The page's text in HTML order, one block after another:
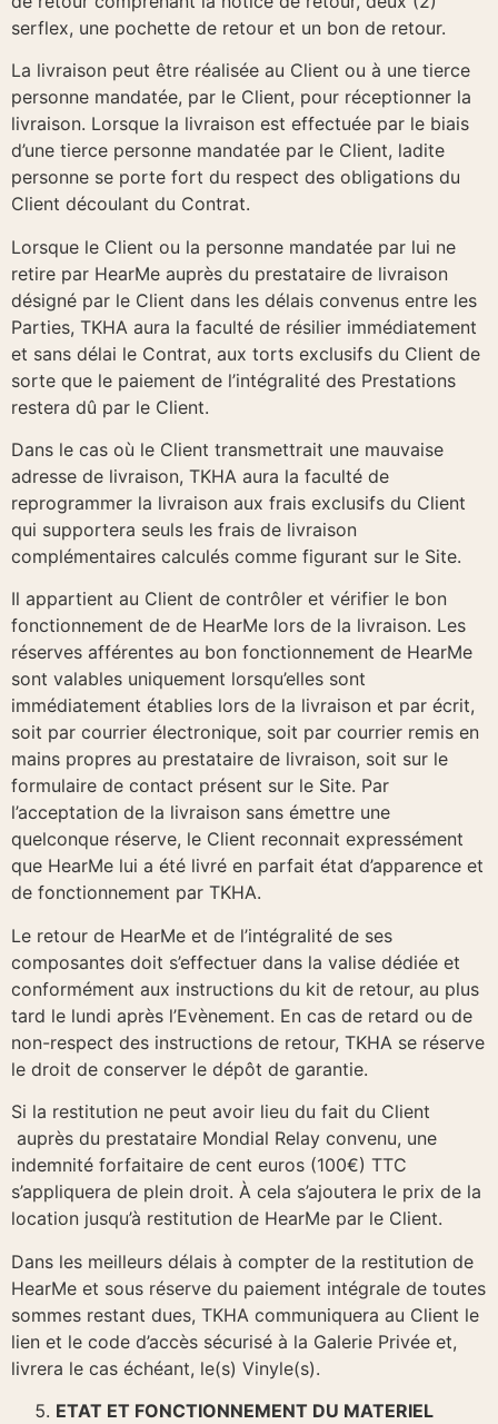
serflex, une pochette de retour et un bon de retour.
La livraison peut être réalisée au Client ou à une tierce
personne mandatée, par le Client, pour réceptionner la
livraison. Lorsque la livraison est effectuée par le biais
d’une tierce personne mandatée par le Client, ladite
personne se porte fort du respect des obligations du
Client découlant du Contrat.
Lorsque le Client ou la personne mandatée par lui ne
retire par HearMe auprès du prestataire de livraison
désigné par le Client dans les délais convenus entre les
Parties, TKHA aura la faculté de résilier immédiatement
et sans délai le Contrat, aux torts exclusifs du Client de
sorte que le paiement de l’intégralité des Prestations
restera dû par le Client.
Dans le cas où le Client transmettrait une mauvaise
adresse de livraison, TKHA aura la faculté de
reprogrammer la livraison aux frais exclusifs du Client
qui supportera seuls les frais de livraison
complémentaires calculés comme figurant sur le Site.
Il appartient au Client de contrôler et vérifier le bon
fonctionnement de de HearMe lors de la livraison. Les
réserves afférentes au bon fonctionnement de HearMe
sont valables uniquement lorsqu’elles sont
immédiatement établies lors de la livraison et par écrit,
soit par courrier électronique, soit par courrier remis en
mains propres au prestataire de livraison, soit sur le
formulaire de contact présent sur le Site. Par
l’acceptation de la livraison sans émettre une
quelconque réserve, le Client reconnait expressément
que HearMe lui a été livré en parfait état d’apparence et
de fonctionnement par TKHA.
Le retour de HearMe et de l’intégralité de ses
composantes doit s’effectuer dans la valise dédiée et
conformément aux instructions du kit de retour, au plus
tard le lundi après l’Evènement. En cas de retard ou de
non-respect des instructions de retour, TKHA se réserve
le droit de conserver le dépôt de garantie.
Si la restitution ne peut avoir lieu du fait du Client
auprès du prestataire Mondial Relay convenu, une
indemnité forfaitaire de cent euros (100€) TTC
s’appliquera de plein droit. À cela s’ajoutera le prix de la
location jusqu’à restitution de HearMe par le Client.
Dans les meilleurs délais à compter de la restitution de
HearMe et sous réserve du paiement intégrale de toutes
sommes restant dues, TKHA communiquera au Client le
lien et le code d’accès sécurisé à la Galerie Privée et,
livrera le cas échéant, le(s) Vinyle(s).
ETAT ET FONCTIONNEMENT DU MATERIEL